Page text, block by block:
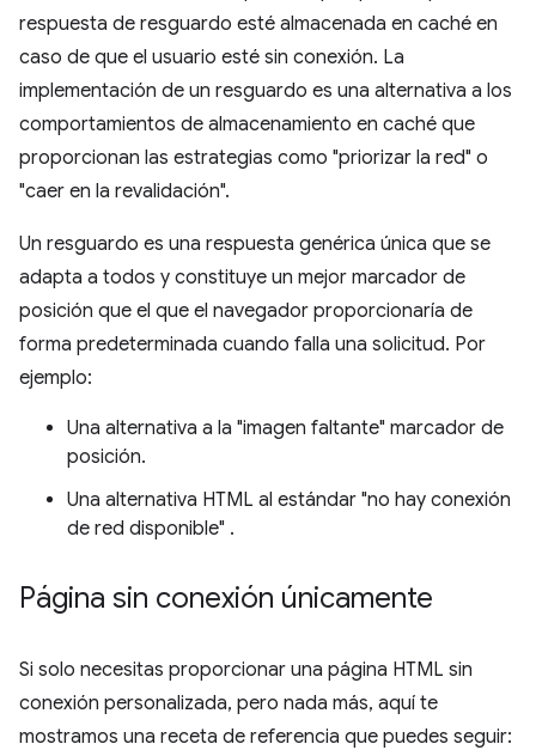
respuesta de resguardo esté almacenada en caché en
caso de que el usuario esté sin conexión. La
implementación de un resguardo es una alternativa a los
comportamientos de almacenamiento en caché que
proporcionan las estrategias como "priorizar la red" o
"caer en la revalidación".
Un resguardo es una respuesta genérica única que se
adapta a todos y constituye un mejor marcador de
posición que el que el navegador proporcionaría de
forma predeterminada cuando falla una solicitud. Por
ejemplo:
Una alternativa a la "imagen faltante" marcador de
posición.
Una alternativa HTML al estándar "no hay conexión
de red disponible" .
Página sin conexión únicamente
Si solo necesitas proporcionar una página HTML sin
conexión personalizada, pero nada más, aquí te
mostramos una receta de referencia que puedes seguir: